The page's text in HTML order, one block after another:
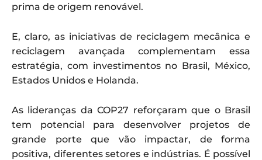
prima de origem renovável.
E, claro, as iniciativas de reciclagem mecânica e
reciclagem avançada complementam essa
estratégia, com investimentos no Brasil, México,
Estados Unidos e Holanda.
As lideranças da COP27 reforçaram que o Brasil
tem potencial para desenvolver projetos de
grande porte que vão impactar, de forma
positiva, diferentes setores e indústrias. É possível